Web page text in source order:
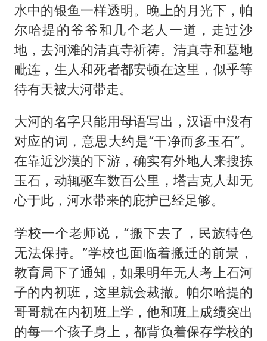
水中的银鱼一样透明。晚上的月光下，帕
尔哈提的爷爷和几个老人一道，走过沙
地，去河滩的清真寺祈祷。清真寺和墓地
毗连，生人和死者都安顿在这里，似乎等
待有天被大河带走。
大河的名字只能用母语写出，汉语中没有
对应的词，意思大约是“干净而多玉石”。
在靠近沙漠的下游，确实有外地人来搜拣
玉石，动辄驱车数百公里，塔吉克人却无
心于此，河水带来的庇护已经足够。
学校一个老师说，“搬下去了，民族特色
无法保持。”学校也面临着搬迁的前景，
教育局下了通知，如果明年无人考上石河
子的内初班，这里就会裁撤。帕尔哈提的
哥哥就在内初班上学，他和班上成绩突出
的每一个孩子身上，都背负着保存学校的